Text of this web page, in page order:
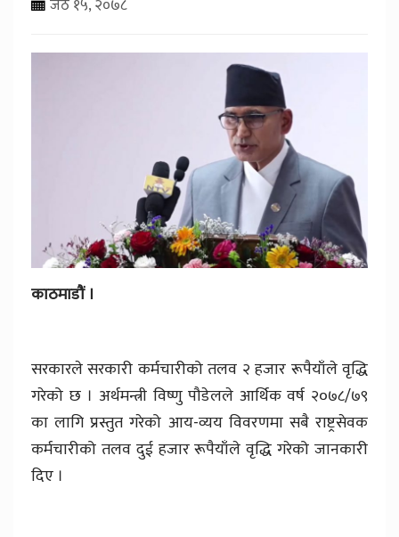
जेठ १५, २०७८
काठमाडौं ।
सरकारले सरकारी कर्मचारीको तलव २ हजार रूपैयाँले वृद्धि
गरेको छ । अर्थमन्त्री विष्णु पौडेलले आर्थिक वर्ष २०७८/७९
का लागि प्रस्तुत गरेको आय-व्यय विवरणमा सबै राष्ट्रसेवक
कर्मचारीको तलव दुई हजार रूपैयाँले वृद्धि गरेको जानकारी
दिए ।